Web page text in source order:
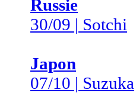
Russie
30/09 | Sotchi
Japon
07/10 | Suzuka